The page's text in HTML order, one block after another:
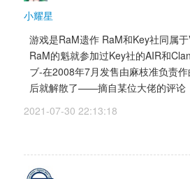
小耀星
游戏是RaM遗作 RaM和Key社同属
RaM的魁就参加过Key社的AIR和
ブ-在2008年7月发售由麻枝准负责
后就解散了——摘自某位大佬的评论
2021-07-30 22:13:18